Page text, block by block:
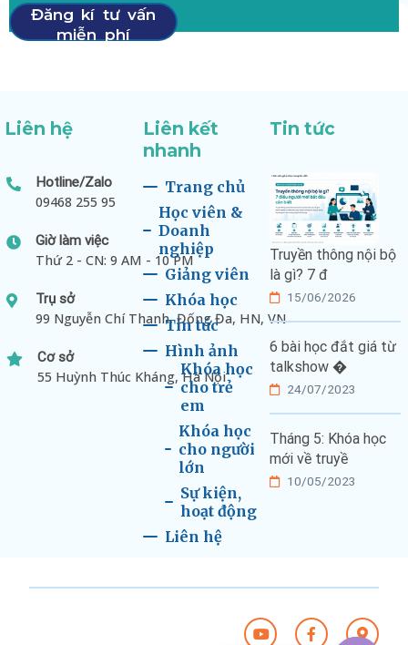
Đăng kí tư vấn
miễn phí
Liên hệ
Hotline/Zalo
09468 255 95
Giờ làm việc
Thứ 2 - CN: 9 AM - 10 PM
Trụ sở
99 Nguyễn Chí Thanh, Đống Đa, HN, VN
Cơ sở
55 Huỳnh Thúc Kháng, Hà Nội
Liên kết
nhanh
Trang chủ
Học viên &
Doanh
nghiệp
Giảng viên
Khóa học
Tin tức
Hình ảnh
Khóa học
cho trẻ
em
Khóa học
cho người
lớn
Sự kiện,
hoạt động
Liên hệ
Tin tức
Truyền thông nội bộ
là gì? 7 đ
15/06/2026
6 bài học đắt giá từ
talkshow �
24/07/2023
Tháng 5: Khóa học
mới về truyề
10/05/2023